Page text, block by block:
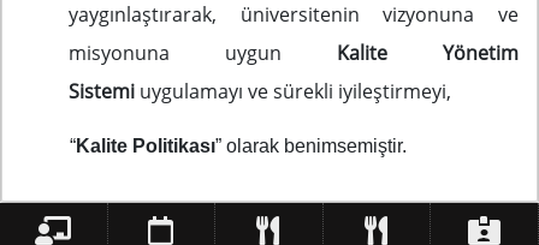
yaygınlaştırarak, üniversitenin vizyonuna ve
misyonuna uygun Kalite Yönetim
Sistemi uygulamayı ve sürekli iyileştirmeyi,
“Kalite Politikası” olarak benimsemiştir.